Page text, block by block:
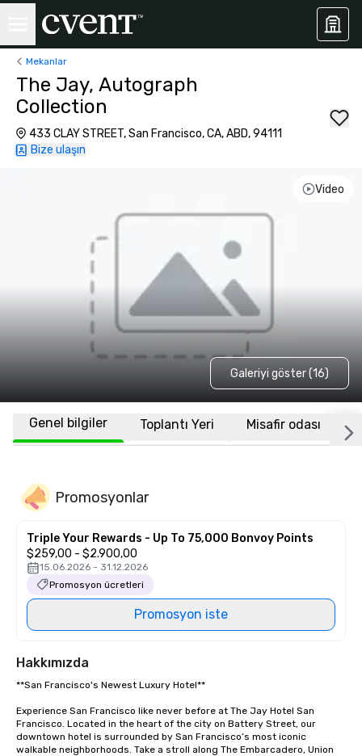
Mekanlar
The Jay, Autograph
Collection
433 CLAY STREET, San Francisco, CA, ABD, 94111
Bize ulaşın
Video
Galeriyi göster (16)
Genel bilgiler Toplantı Yeri Misafir odası
Promosyonlar
Triple Your Rewards - Up To 75,000 Bonvoy Points
$259,00 - $2.900,00
15.06.2026 - 31.12.2026
Promosyon ücretleri
Promosyon iste
Hakkımızda
**San Francisco's Newest Luxury Hotel**
Experience San Francisco like never before at The Jay Hotel San
Francisco. Located in the heart of the city on Battery Street, our
downtown hotel is surrounded by San Francisco’s most iconic
walkable neighborhoods. Take a stroll along The Embarcadero, Union